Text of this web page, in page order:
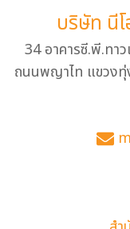
บริษัท นี
34 อาคารซี.พี.ทา
ถนนพญาไท แขวงทุ่